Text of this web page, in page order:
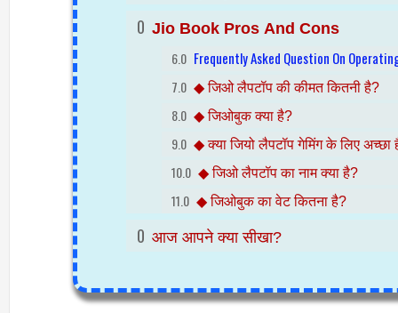
Jio Book Pros And Cons
Frequently Asked Question On
◆जिओ लैपटॉप की कीमत कितनी है?
◆जिओबुक क्या है?
◆ क्या जियो लैपटॉप गेमिंग के लिए अच्छा
◆ जिओ लैपटॉप का नाम क्या है?
◆ जिओबुक का वेट कितना है?
आज आपने क्या सीखा?